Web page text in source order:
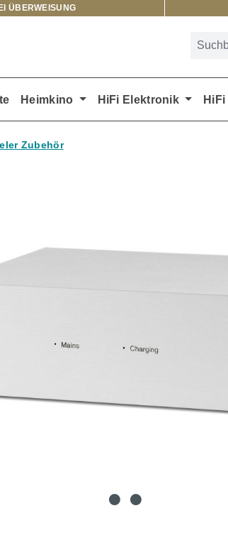
ÜBERWEISUNG
Heimkino HiFi Elektronik HiFi
Zubehör